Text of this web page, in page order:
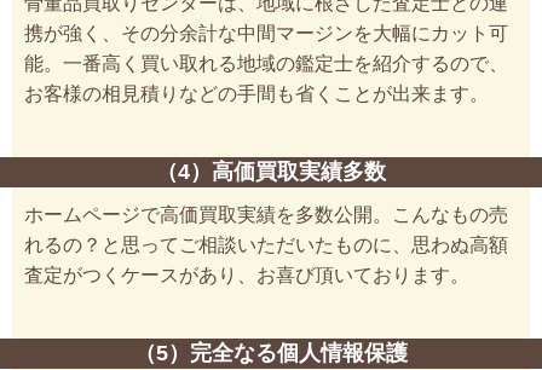
携が強く、その分余計な中間マージンを大幅にカット可
能。一番高く買い取れる地域の鑑定士を紹介するので、
お客様の相見積りなどの手間も省くことが出来ます。
（4）高価買取実績多数
ホームページで高価買取実績を多数公開。こんなもの売
れるの？と思ってご相談いただいたものに、思わぬ高額
査定がつくケースがあり、お喜び頂いております。
（5）完全なる個人情報保護